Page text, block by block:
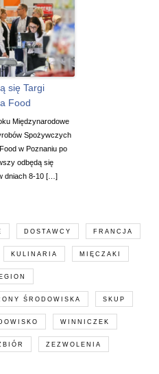
się Targi
Food
Międzynarodowe
Spożywczych
w Poznaniu po
odbędą się
dniach 8-10 […]
DOSTAWCY FRANCJA
KULINARIA MIĘCZAKI
ŚRODOWISKA SKUP
WINNICZEK
ZEZWOLENIA